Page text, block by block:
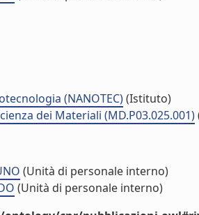
(NANOTEC)(Istituto)
dei Materiali (MD.P03.025.001)
(Unità di personale interno)
(Unità di personale interno)